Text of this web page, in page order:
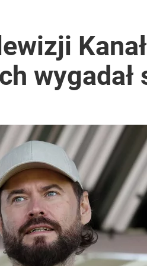
roku?
coś znacznie gorszego
wygadał